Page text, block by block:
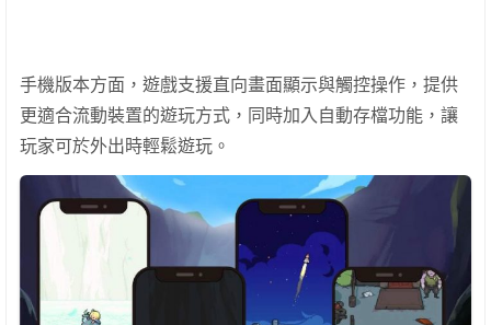
手機版本方面，遊戲支援直向畫面顯示與觸控操作，提供
更適合流動裝置的遊玩方式，同時加入自動存檔功能，讓
玩家可於外出時輕鬆遊玩。